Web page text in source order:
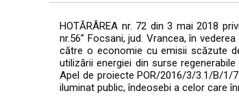
HOTĂRÂREA nr. 72 din 3 mai 2018
nr.56” Focsani, jud. Vrancea, în
către o economie cu emisii scăzute
utilizării energiei din surse
Apel de proiecte POR/2016/3/3.1/B/1/
iluminat public, îndeosebi a celor care